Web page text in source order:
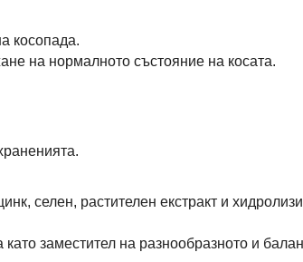
косопада.
на нормалното състояние на косата.
селен, растителен екстракт и
заместител на разнообразното и